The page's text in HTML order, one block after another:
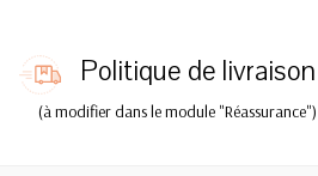
Politique de livraison
(à modifier dans le module "Réassurance")